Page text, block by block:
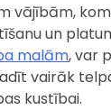
vājībām,
un
malām, var
vairāk
kustībai.